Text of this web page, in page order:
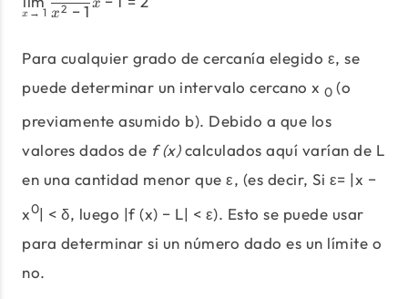
x → 1 x2 −1 x
Para cualquier grado de cercanía elegido ε, se
puede determinar un intervalo cercano x 0 (o
previamente asumido b). Debido a que los
valores dados de f (x)calculados aquí varían de L
en una cantidad menor que ε, (es decir, Si ε= |x −
x0| < δ, luego |f (x) − L| < ε). Esto se puede usar
para determinar si un número dado es un límite o
no.